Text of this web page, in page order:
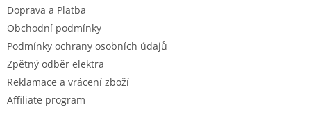
Doprava a Platba
Obchodní podmínky
Podmínky ochrany osobních údajů
Zpětný odběr elektra
Reklamace a vrácení zboží
Affiliate program